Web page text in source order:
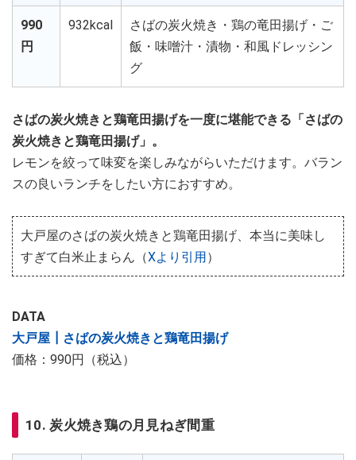
990
円
932kcal
さばの炭火焼き・鶏の竜田揚げ・ご
飯・味噌汁・漬物・和風ドレッシン
グ
さばの炭火焼きと鶏竜田揚げを一度に堪能できる「さばの
炭火焼きと鶏竜田揚げ」。
レモンを絞って味変を楽しみながらいただけます。バラン
スの良いランチをしたい方におすすめ。
大戸屋のさばの炭火焼きと鶏竜田揚げ、本当に美味し
すぎて白米止まらん（Xより引用 ）
DATA
大戸屋┃さばの炭火焼きと鶏竜田揚げ
価格：990円（税込）
10. 炭火焼き鶏の月見ねぎ間重